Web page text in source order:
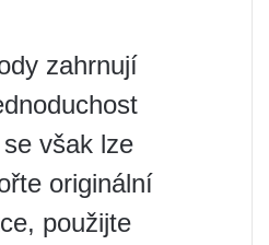
zahrnují
však lze
originální
použijte